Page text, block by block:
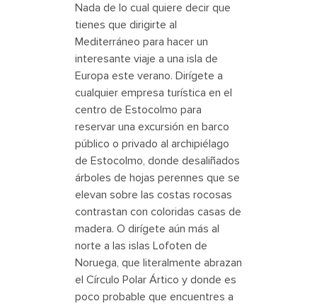
Nada de lo cual quiere decir que
tienes que dirigirte al
Mediterráneo para hacer un
interesante viaje a una isla de
Europa este verano. Dirígete a
cualquier empresa turística en el
centro de Estocolmo para
reservar una excursión en barco
público o privado al archipiélago
de Estocolmo, donde desaliñados
árboles de hojas perennes que se
elevan sobre las costas rocosas
contrastan con coloridas casas de
madera. O dirígete aún más al
norte a las islas Lofoten de
Noruega, que literalmente abrazan
el Círculo Polar Ártico y donde es
poco probable que encuentres a